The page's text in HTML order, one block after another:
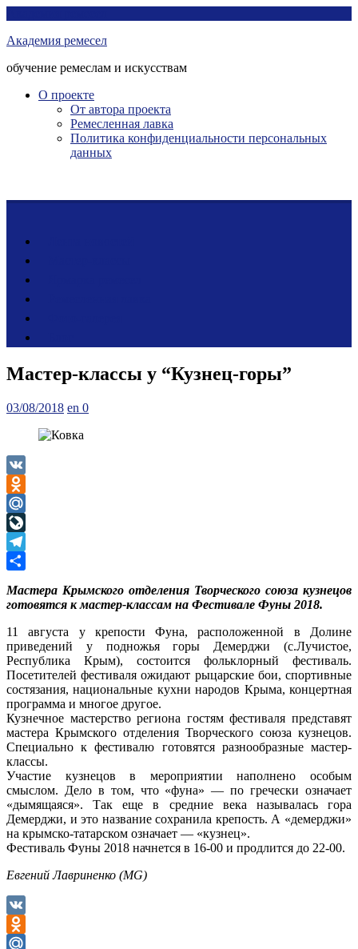
контенту
Академия ремесел
обучение ремеслам и искусствам
О проекте
От автора проекта
Ремесленная лавка
Политика конфиденциальности персональных
данных
Мастер-классы у “Кузнец-горы”
Posted
03/08/2018Author
en 0
VK
Odnoklassniki
Mail.Ru
LiveJournal
Telegram
Мастера Крымского отделения Творческого союза кузнецов
готовятся к мастер-классам на Фестивале Фуны 2018.
11 августа у крепости Фуна, расположенной в Долине
приведений у подножья горы Демерджи (с.Лучистое,
Республика Крым), состоится фольклорный фестиваль.
Посетителей фестиваля ожидают рыцарские бои, спортивные
состязания, национальные кухни народов Крыма, концертная
программа и многое другое.
Кузнечное мастерство региона гостям фестиваля представят
мастера Крымского отделения Творческого союза кузнецов.
Специально к фестивалю готовятся разнообразные мастер-
классы.
Участие кузнецов в мероприятии наполнено особым
смыслом. Дело в том, что «фуна» — по гречески означает
«дымящаяся». Так еще в средние века называлась гора
Демерджи, и это название сохранила крепость. А «демерджи»
на крымско-татарском означает — «кузнец».
Фестиваль Фуны 2018 начнется в 16-00 и продлится до 22-00.
Евгений Лавриненко (MG)
VK
Odnoklassniki